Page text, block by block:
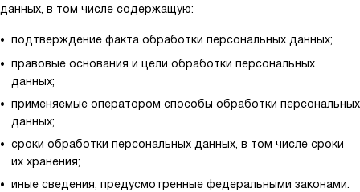
данных, в том числе содержащую:
подтверждение факта обработки персональных данных;
правовые основания и цели обработки персональных
данных;
применяемые оператором способы обработки персональных
данных;
сроки обработки персональных данных, в том числе сроки
их хранения;
иные сведения, предусмотренные федеральными законами.